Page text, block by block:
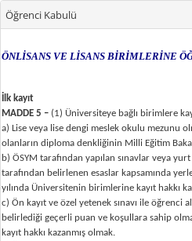
Öğrenci Kabulü
ÖNLİSANS VE LİSANS BİRİMLERİNE
İlk kayıt
MADDE 5 – (1) Üniversiteye bağlı birimlere
a) Lise veya lise dengi meslek okulu mezunu
olanların diploma denkliğinin Milli Eğitim
b) ÖSYM tarafından yapılan sınavlar veya
tarafından belirlenen esaslar kapsamında
yılında Üniversitenin birimlerine kayıt hakkı
c) Ön kayıt ve özel yetenek sınavı ile öğrenci
belirlediği geçerli puan ve koşullara sahip
kayıt hakkı kazanmış olmak.